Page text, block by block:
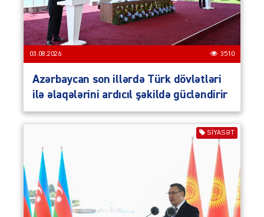
03.08.2026 3510
Azərbaycan son illərdə Türk dövlətləri
ilə əlaqələrini ardıcıl şəkildə gücləndirir
SIYASƏT